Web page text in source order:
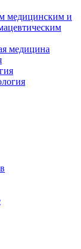
медицинским и
медицина